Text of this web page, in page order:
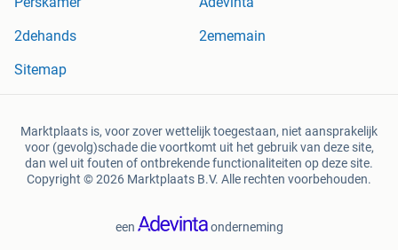
2dehands
2ememain
Sitemap
Marktplaats is, voor zover wettelijk toegestaan, niet aansprakelijk
voor (gevolg)schade die voortkomt uit het gebruik van deze site,
dan wel uit fouten of ontbrekende functionaliteiten op deze site.
Copyright © 2026 Marktplaats B.V. Alle rechten voorbehouden.
een onderneming